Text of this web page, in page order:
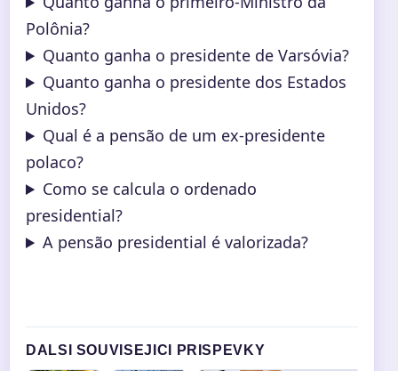
Polônia?
Quanto ganha o presidente de Varsóvia?
Quanto ganha o presidente dos Estados
Unidos?
Qual é a pensão de um ex-presidente
polaco?
Como se calcula o ordenado
presidential?
A pensão presidential é valorizada?
DALSI SOUVISEJICI PRISPEVKY